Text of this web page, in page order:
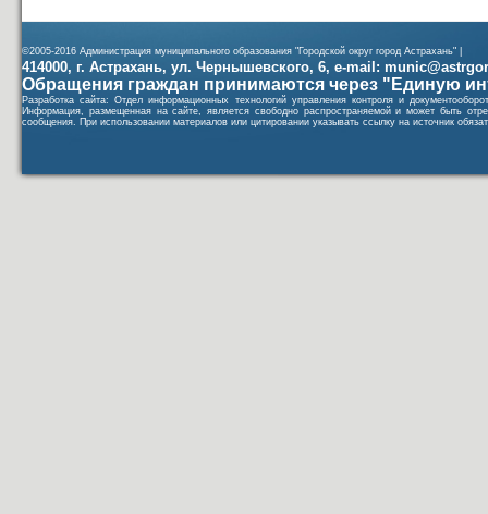
©2005-2016 Администрация муниципального образования "Городской округ город Астрахань" |
414000, г. Астрахань, ул. Чернышевского, 6, e-mail:
Обращения граждан принимаются через "Единую
Разработка сайта: Отдел информационных технологий управления контроля и
Информация, размещенная на сайте, является свободно распространяемой и может быть
сообщения. При использовании материалов или цитировании указывать ссылку на источник